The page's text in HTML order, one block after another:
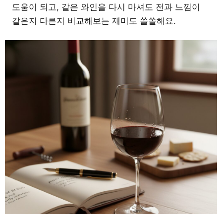
도움이 되고, 같은 와인을 다시 마셔도 전과 느낌이
같은지 다른지 비교해보는 재미도 쏠쏠해요.